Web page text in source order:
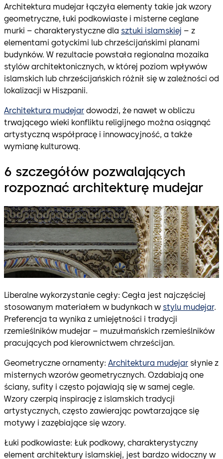
Architektura mudejar łączyła elementy takie jak wzory
geometryczne, łuki podkowiaste i misterne ceglane
murki – charakterystyczne dla sztuki islamskiej – z
elementami gotyckimi lub chrześcijańskimi planami
budynków. W rezultacie powstała regionalna mozaika
stylów architektonicznych, w której poziom wpływów
islamskich lub chrześcijańskich różnił się w zależności od
lokalizacji w Hiszpanii.
Architektura mudejar dowodzi, że nawet w obliczu
trwającego wieki konfliktu religijnego można osiągnąć
artystyczną współpracę i innowacyjność, a także
wymianę kulturową.
6 szczegółów pozwalających
rozpoznać architekturę mudejar
Liberalne wykorzystanie cegły: Cegła jest najczęściej
stosowanym materiałem w budynkach w stylu mudejar.
Preferencja ta wynika z umiejętności i tradycji
rzemieślników mudejar – muzułmańskich rzemieślników
pracujących pod kierownictwem chrześcijan.
Geometryczne ornamenty: Architektura mudejar słynie z
misternych wzorów geometrycznych. Ozdabiają one
ściany, sufity i często pojawiają się w samej cegle.
Wzory czerpią inspirację z islamskich tradycji
artystycznych, często zawierając powtarzające się
motywy i zazębiające się wzory.
Łuki podkowiaste: Łuk podkowy, charakterystyczny
element architektury islamskiej, jest bardzo widoczny w